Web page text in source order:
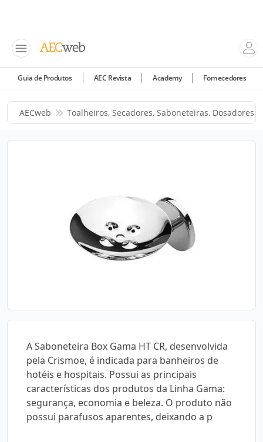
Guia de Produtos AEC Revista Academy Fornecedores
AECweb Toalheiros, Secadores, Saboneteiras, Dosadores
A Saboneteira Box Gama HT CR, desenvolvida
pela Crismoe, é indicada para banheiros de
hotéis e hospitais. Possui as principais
características dos produtos da Linha Gama:
segurança, economia e beleza. O produto não
possui parafusos aparentes, deixando a p